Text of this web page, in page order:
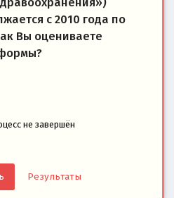
с 2010 года по
Вы оцениваете
не завершён
Результаты